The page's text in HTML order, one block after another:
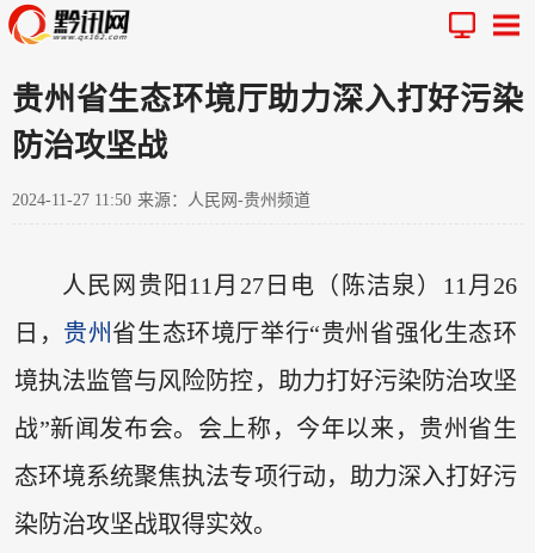
贵州省生态环境厅助力深入打好污染
防治攻坚战
2024-11-27 11:50 来源：人民网-贵州频道
人民网贵阳11月27日电（陈洁泉）11月26
日， 贵州 省生态环境厅举行“贵州省强化生态环
境执法监管与风险防控，助力打好污染防治攻坚
战”新闻发布会。会上称，今年以来，贵州省生
态环境系统聚焦执法专项行动，助力深入打好污
染防治攻坚战取得实效。